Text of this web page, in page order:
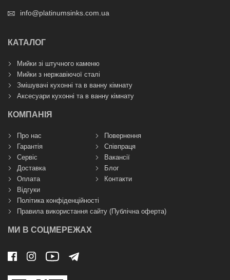
info@platinumsinks.com.ua
КАТАЛОГ
Мийки зі штучного каменю
Мийки з нержавіючої сталі
Змішувачі кухонні та в ванну кімнату
Аксесуари кухонні та в ванну кімнату
КОМПАНІЯ
Про нас
Гарантія
Сервіс
Доставка
Оплата
Повернення
Співпраця
Вакансії
Блог
Контакти
Відгуки
Політика конфіденційності
Правила використання сайту (Публічна оферта)
МИ В СОЦМЕРЕЖАХ